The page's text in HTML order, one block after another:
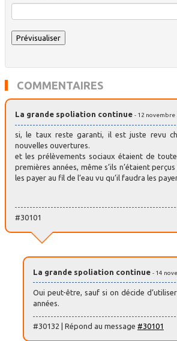
COMMENTAIRES
La grande spoliation continue - 12 novembre
si, le taux reste garanti, il est juste revu
nouvelles ouvertures.
et les prélèvements sociaux étaient de
premières années, même s’ils n’étaient
les payer au fil de l’eau vu qu’il faudra les
#30101
La grande spoliation continue - 14
Oui peut-être, sauf si on décide
années.
#30132 | Répond au message #30101